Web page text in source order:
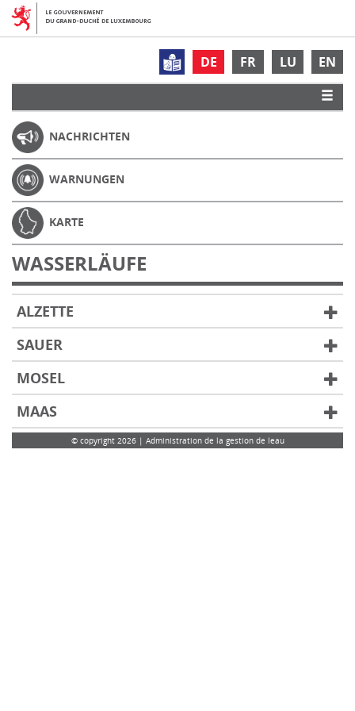
DE FR LU EN
NACHRICHTEN
WARNUNGEN
KARTE
WASSERLÄUFE
ALZETTE
SAUER
MOSEL
MAAS
© copyright 2026 | Administration de la gestion de leau